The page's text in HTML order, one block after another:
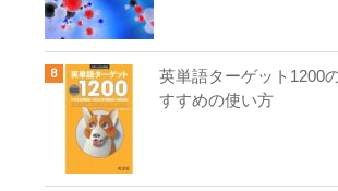
英単語ターゲット1200
すすめの使い方